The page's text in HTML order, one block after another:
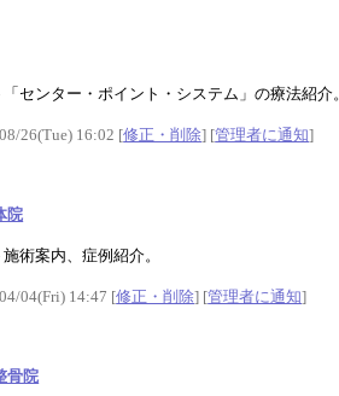
「センター・ポイント・システム」の療法紹介
26(Tue) 16:02 [修正・削除] [管理者に通知]
院
術案内、症例紹介。
04(Fri) 14:47 [修正・削除] [管理者に通知]
骨院